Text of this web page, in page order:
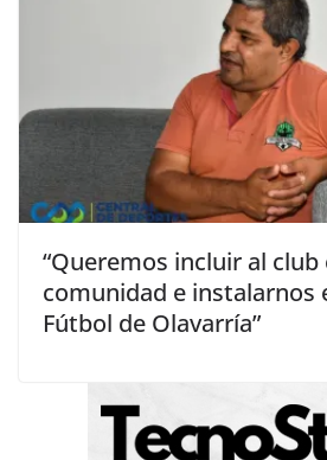
“Queremos incluir al club
comunidad e instalarnos
Fútbol de Olavarría”